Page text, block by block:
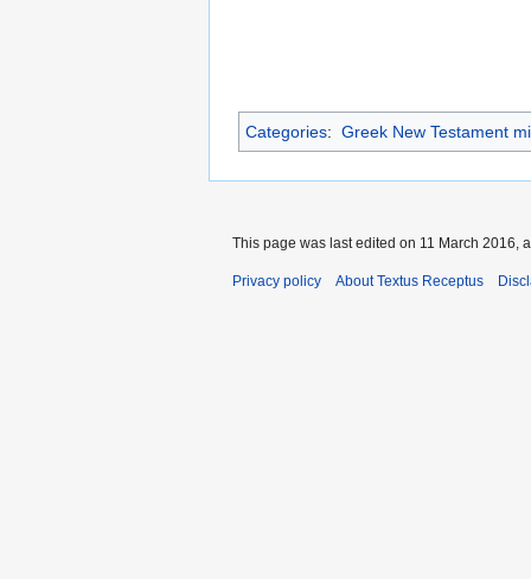
Categories: Greek New Testament
This page was last edited on 11 March 2016,
Privacy policy About Textus Receptus